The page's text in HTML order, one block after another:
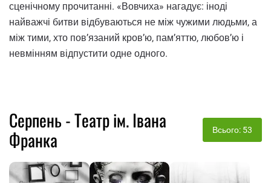
сценічному прочитанні. «Вовчиха» нагадує: іноді
найважчі битви відбуваються не між чужими людьми, а
між тими, хто пов’язаний кров’ю, пам’яттю, любов’ю і
невмінням відпустити одне одного.
Серпень - Театр ім. Івана
Франка
Всього: 53